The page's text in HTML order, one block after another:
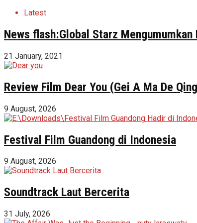
Latest
News flash:Global Starz
21 January, 2021
Review Film Dear You (Gei A Ma De
9 August, 2026
Festival Film Guandong di Indonesia
9 August, 2026
Soundtrack Laut Bercerita
31 July, 2026